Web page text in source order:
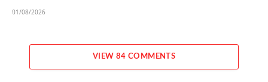
01/08/2026
VIEW 84 COMMENTS